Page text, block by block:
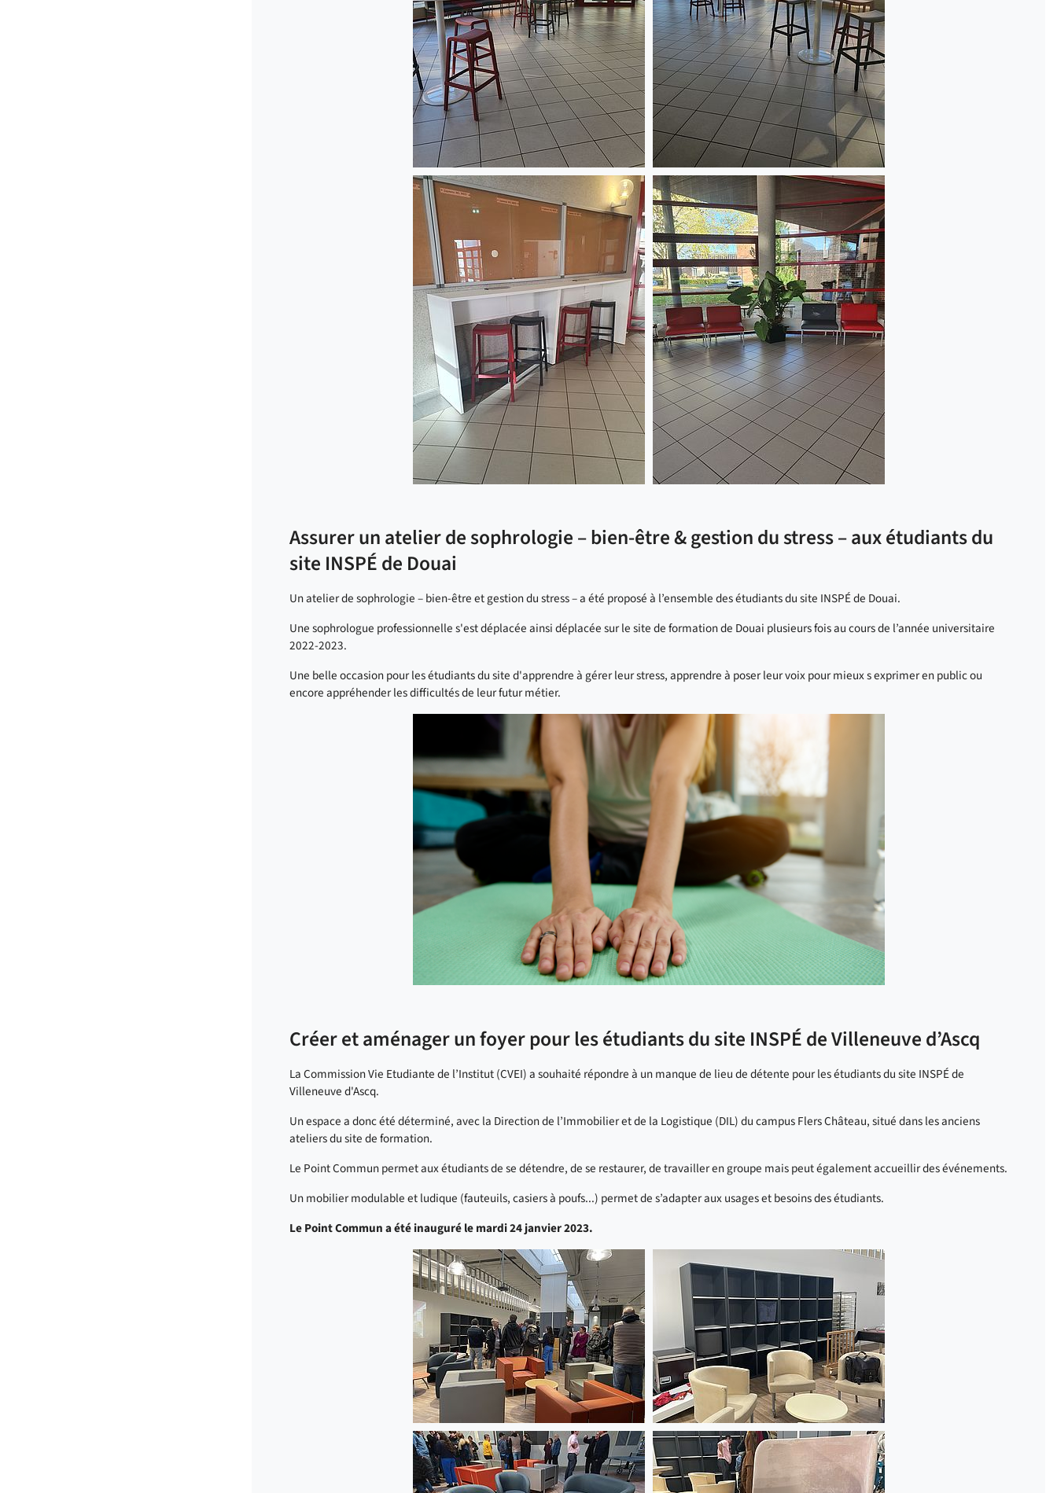
Assurer un atelier de sophrologie – bien-être & gestion du stress – aux étudiants du
site INSPÉ de Douai
Un atelier de sophrologie – bien-être et gestion du stress – a été proposé à l’ensemble des étudiants du site INSPÉ de Douai.
Une sophrologue professionnelle s'est déplacée ainsi déplacée sur le site de formation de Douai plusieurs fois au cours de l’année universitaire
2022-2023.
Une belle occasion pour les étudiants du site d'apprendre à gérer leur stress, apprendre à poser leur voix pour mieux s exprimer en public ou
encore appréhender les difficultés de leur futur métier.
Créer et aménager un foyer pour les étudiants du site INSPÉ de Villeneuve d’Ascq
La Commission Vie Etudiante de l’Institut (CVEI) a souhaité répondre à un manque de lieu de détente pour les étudiants du site INSPÉ de
Villeneuve d'Ascq.
Un espace a donc été déterminé, avec la Direction de l’Immobilier et de la Logistique (DIL) du campus Flers Château, situé dans les anciens
ateliers du site de formation.
Le Point Commun permet aux étudiants de se détendre, de se restaurer, de travailler en groupe mais peut également accueillir des événements.
Un mobilier modulable et ludique (fauteuils, casiers à poufs...) permet de s’adapter aux usages et besoins des étudiants.
Le Point Commun a été inauguré le mardi 24 janvier 2023.